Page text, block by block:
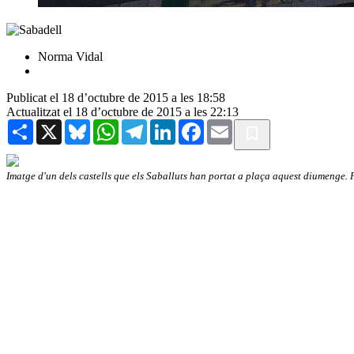
Norma Vidal
Publicat el 18 d’octubre de 2015 a les 18:58
Actualitzat el 18 d’octubre de 2015 a les 22:13
Share X BlueskyWhatsAppTelegramLinkedInFacebook
Email
Imatge d'un dels castells que els Saballuts han portat a plaça aquest diumenge.